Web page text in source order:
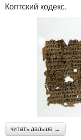
Коптский кодекс.
читать дальше →